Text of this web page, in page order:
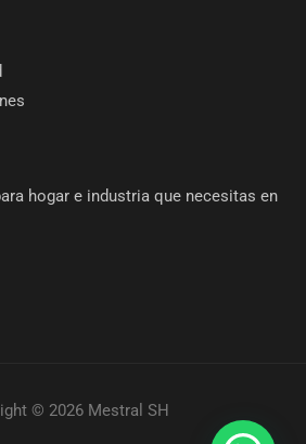
hogar e industria que necesitas en
© 2026 Mestral SH